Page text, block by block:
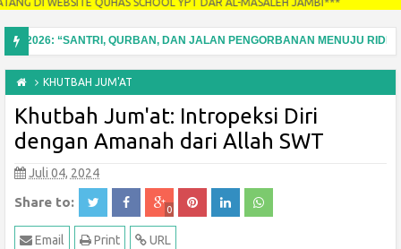
QUHAS SCHOOL YPT DAR AL-MASALEH JAMBI***
“SANTRI, QURBAN, DAN JALAN PENGORBANAN MENUJU RIDHA
Lisan dari Komentar Negatif
KHUTBAH JUM'AT
Khutbah Jum'at: Intropeksi Diri
dengan Amanah dari Allah SWT
Juli 04, 2024
Share to: 0
URL
Print
Email